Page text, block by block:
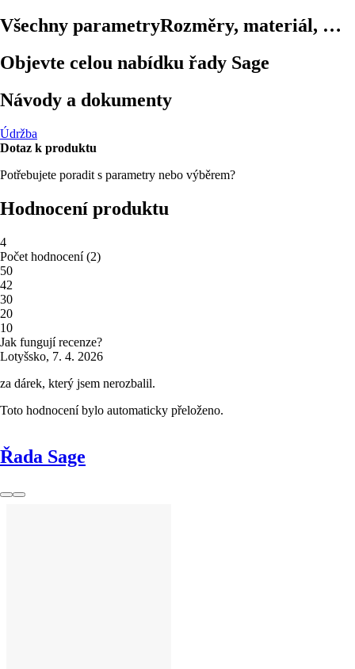
Všechny parametryRozměry, materiál, …
Objevte celou nabídku řady Sage
Návody a dokumenty
Údržba
Dotaz k produktu
Potřebujete poradit s parametry nebo výběrem?
Hodnocení produktu
4
Počet hodnocení(2)
50
42
30
20
10
Jak fungují recenze?
Lotyšsko, 7. 4. 2026
za dárek, který jsem nerozbalil.
Toto hodnocení bylo automaticky přeloženo.
Řada Sage